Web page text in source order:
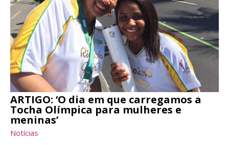
ARTIGO: ‘O dia em que carregamos a
Tocha Olímpica para mulheres e
meninas’
Notícias